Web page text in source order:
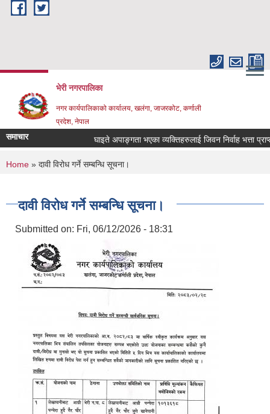
Skip to main content
भेरी नगरपालिका
नगर कार्यपालिकाको कार्यालय, खलंगा, जाजरकोट, कर्णाली
प्रदेश, नेपाल
समाचार घाइते अपाङ्गता भएका व्यक्तिहरुलाई जिवन निर्वाह भत्ता प्राप्त
You are here
Home » दावी विरोध गर्ने सम्बन्धि सूचना।
दावी विरोध गर्ने सम्बन्धि सूचना।
Submitted on: Fri, 06/12/2026 - 18:31